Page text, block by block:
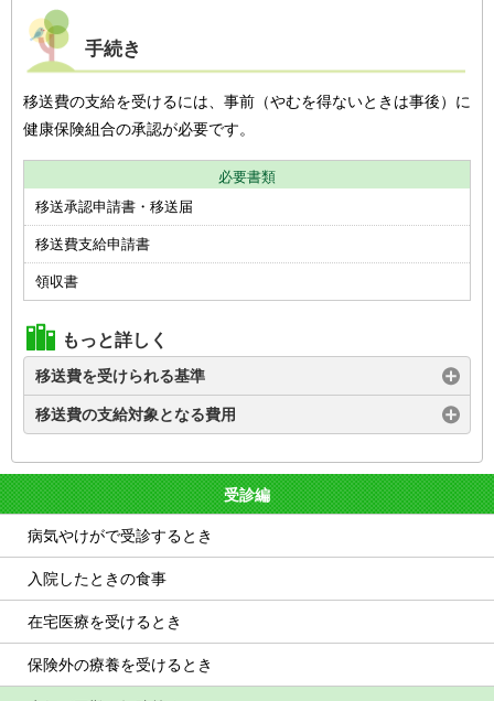
手続き
移送費の支給を受けるには、事前（やむを得ないときは事後）に
健康保険組合の承認が必要です。
必要書類
移送承認申請書・移送届
移送費支給申請書
領収書
もっと詳しく
移送費を受けられる基準
移送費の支給対象となる費用
受診編
病気やけがで受診するとき
入院したときの食事
在宅医療を受けるとき
保険外の療養を受けるとき